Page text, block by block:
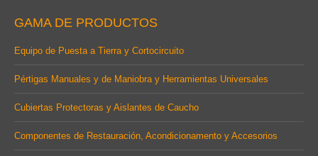
opens
in
window
opens
in
window
opens
in
window
GAMA DE PRODUCTOS
Equipo de Puesta a Tierra y Cortocircuito
Pértigas Manuales y de Maniobra y Herramientas Universales
Cubiertas Protectoras y Aislantes de Caucho
Componentes de Restauración, Acondicionamento y Accesorios